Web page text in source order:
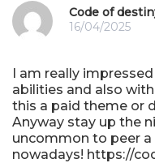
Code of
16/04/2025
I am really
abilities and also
this a paid theme or
Anyway stay up the
uncommon to peer
nowadays! https://